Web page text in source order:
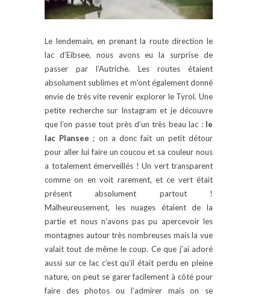
Le lendemain, en prenant la route direction le
lac d’Eibsee, nous avons eu la surprise de
passer par l’Autriche. Les routes étaient
absolument sublimes et m’ont également donné
envie de très vite revenir explorer le Tyrol. Une
petite recherche sur Instagram et je découvre
que l’on passe tout près d’un très beau lac : le
lac Plansee ; on a donc fait un petit détour
pour aller lui faire un coucou et sa couleur nous
a totalement émerveillés ! Un vert transparent
comme on en voit rarement, et ce vert était
présent absolument partout !
Malheureusement, les nuages étaient de la
partie et nous n’avons pas pu apercevoir les
montagnes autour très nombreuses mais la vue
valait tout de même le coup. Ce que j’ai adoré
aussi sur ce lac c’est qu’il était perdu en pleine
nature, on peut se garer facilement à côté pour
faire des photos ou l’admirer mais on se